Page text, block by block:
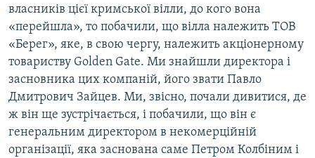
власників цієї кримської вілли, до кого вона
«перейшла», то побачили, що вілла належить ТОВ
«Берег», яке, в свою чергу, належить акціонерному
товариству Golden Gate. Ми знайшли директора і
засновника цих компаній, його звати Павло
Дмитрович Зайцев. Ми, звісно, почали дивитися, де
ж він ще зустрічається, і побачили, що він є
генеральним директором в некомерційній
організації, яка заснована саме Петром Колбіним і